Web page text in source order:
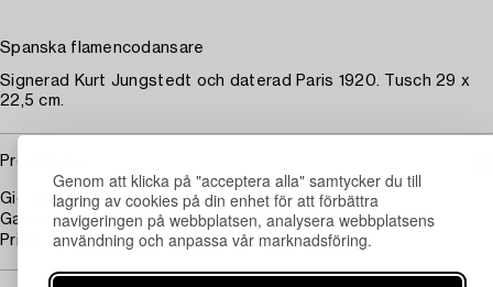
Genom att klicka på "acceptera alla" samtycker du till
lagring av cookies på din enhet för att förbättra
navigeringen på webbplatsen, analysera webbplatsens
användning och anpassa vår marknadsföring.
Spanska flamencodansare
Signerad Kurt Jungstedt och daterad Paris 1920. Tusch 29 x
22,5 cm.
Proveniens
Gio Jungstedt, Lund
Galerie Bel'Art, Stockholm
Privat samling, Stockholm